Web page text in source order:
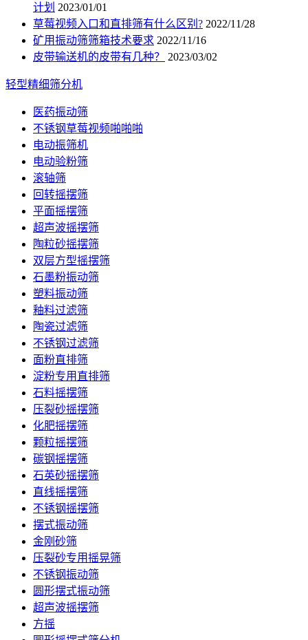
计划 2023/01/01
草莓视频入口和直排筛有什么区别? 2022/11/28
矿用振动筛筛箱技术要求 2022/11/16
皮带输送机的皮带有几种？
2023/03/02
轻型精细筛分机
医药振动筛
不锈钢草莓视频啪啪啪
电动振筛机
电动验粉筛
滚轴筛
回转摇摆筛
平面摇摆筛
超声波摇摆筛
陶粒砂摇摆筛
双层方型摇摆筛
石墨粉振动筛
塑料振动筛
釉料过滤筛
陶瓷过滤筛
不锈钢过滤筛
面粉直排筛
淀粉专用直排筛
石料摇摆筛
压裂砂摇摆筛
化肥摇摆筛
颗粒摇摆筛
碳钢摇摆筛
石英砂摇摆筛
直线摇摆筛
不锈钢摇摆筛
摆式振动筛
金刚砂筛
压裂砂专用摇晃筛
不锈钢振动筛
圆形摆式振动筛
超声波摇摆筛
方摇